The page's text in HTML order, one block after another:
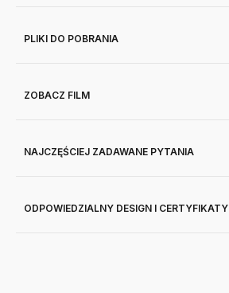
PLIKI DO POBRANIA
ZOBACZ FILM
NAJCZĘŚCIEJ ZADAWANE PYTANIA
ODPOWIEDZIALNY DESIGN I CERTYFIKATY